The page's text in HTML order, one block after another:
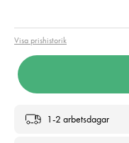
Visa prishistorik
1-2 arbetsdagar